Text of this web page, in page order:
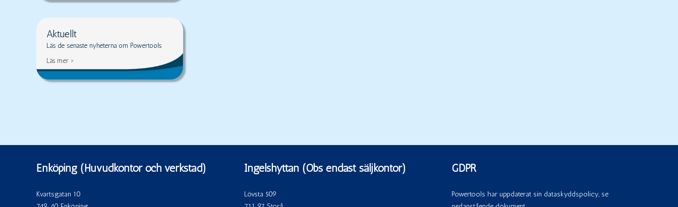
Aktuellt
Läs de senaste nyheterna om Powertools
Läs mer >
Enköping (Huvudkontor och verkstad)
Kvartsgatan 10
Ingelshyttan (Obs endast säljkontor)
Lövsta 509
GDPR
Powertools har uppdaterat sin dataskyddspolicy, se